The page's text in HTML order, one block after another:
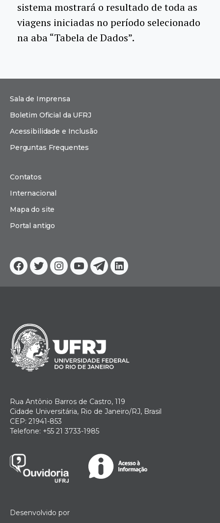
sistema mostrará o resultado de toda as
viagens iniciadas no período selecionado
na aba “Tabela de Dados”.
Facebook
TwitterInstagram
YouTube
TelegramLinkedin
Sala de Imprensa
Boletim Oficial da UFRJ
Acessibilidade e Inclusão
Perguntas Frequentes
Contatos
Internacional
Mapa do site
Portal antigo
Rua Antônio Barros de Castro, 119
Cidade Universitária, Rio de Janeiro/RJ, Brasil
CEP: 21941-853
Telefone: +55 21 3733-1985
Desenvolvido por